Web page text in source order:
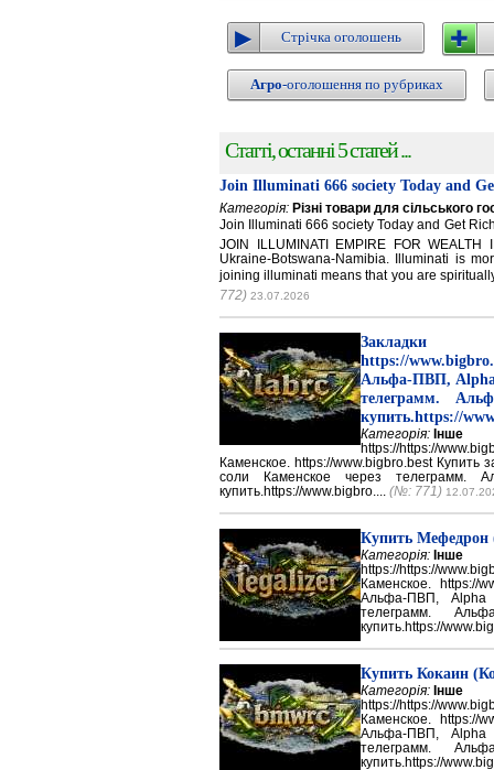
Стрічка оголошень
Агро-оголошення по рубриках
Статті, останні 5 статей ...
Join Illuminati 666 society Today and
Категорія: Різні товари для сільського
Join Illuminati 666 society Today and Get
JOIN ILLUMINATI EMPIRE FOR WEALTH
Ukraine-Botswana-Namibia. Illuminati is
joining illuminati means that you are
772) 23.07.2026
Закладки
https://
Альфа-ПВП, Alpha
телеграмм.
купить.https://
Категорія: Інше
https://https://
Каменское. https://www.bigbro.best Купить
соли Каменское через телеграмм.
купить.https://www.bigbro.... (№: 771)
Купить
Категорія: Інше
https://https://
Каменское. https://
Альфа-ПВП, Alpha
телеграмм.
купить.https://
Купить Кокаин
Категорія: Інше
https://https://
Каменское. https://
Альфа-ПВП, Alpha
телеграмм.
купить.https://